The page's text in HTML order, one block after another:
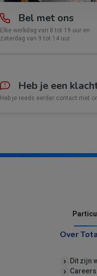
Bel met ons
Elke werkdag van 8 tot 19 uur en
zaterdag van 9 tot 14 uur.
Heb je een
Heb je reeds eerder contact met
Over
Dit zijn
Careers